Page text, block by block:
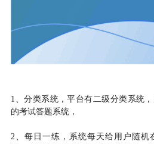
1、分类系统，平台有二级分类系统
的考试答题系统，
2、每日一练，系统每天给用户随机